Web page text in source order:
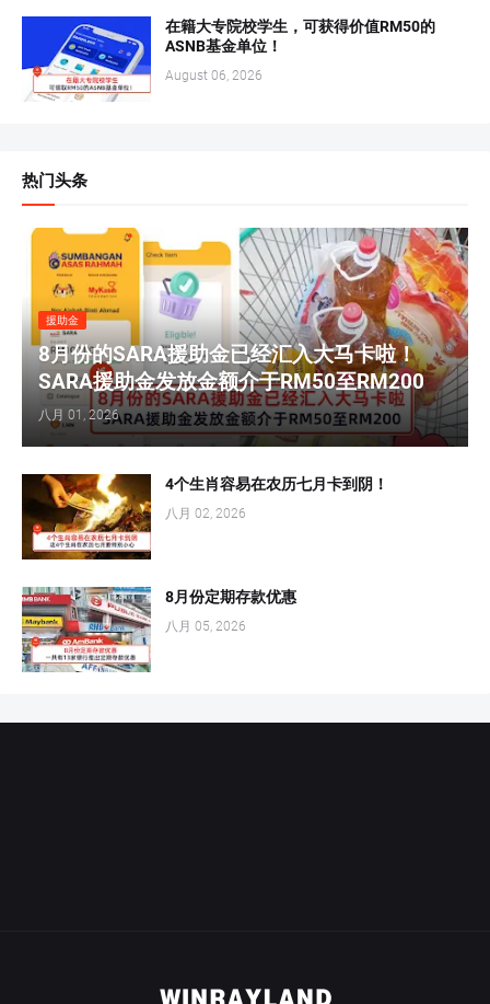
在籍大专院校学生，可获得价值RM50的
ASNB基金单位！
August 06, 2026
热门头条
援助金
8月份的SARA援助金已经汇入大马卡啦！
SARA援助金发放金额介于RM50至RM200
八月 01, 2026
4个生肖容易在农历七月卡到阴！
八月 02, 2026
8月份定期存款优惠
八月 05, 2026